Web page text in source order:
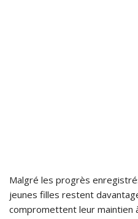
Malgré les progrès
jeunes filles restent
compromettent leur maintien